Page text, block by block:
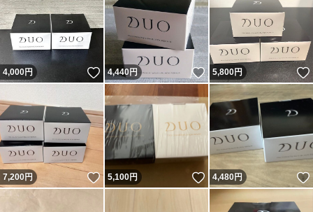
4,000円 いいね！
4,440円 いいね！
5,800円
7,200円 いいね！
5,100円 いいね！
4,480円